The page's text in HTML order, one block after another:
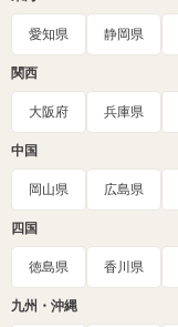
愛知県 静岡県
関西
大阪府 兵庫県
中国
岡山県 広島県
四国
徳島県 香川県
九州・沖縄